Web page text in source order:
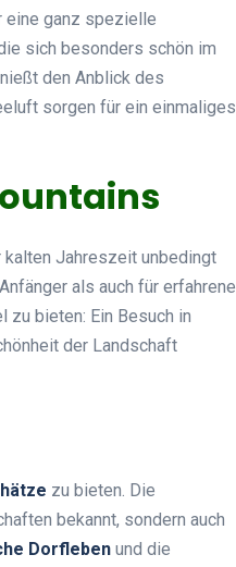
eine ganz spezielle
sich besonders schön im
den Anblick des
sorgen für ein einmaliges
Jahreszeit unbedingt
als auch für erfahrene
bieten: Ein Besuch in
der Landschaft
zu bieten. Die
bekannt, sondern auch
Dorfleben und die